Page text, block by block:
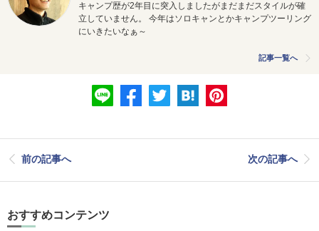
キャンプ歴が2年目に突入しましたがまだまだスタイルが確
立していません。 今年はソロキャンとかキャンプツーリング
にいきたいなぁ～
記事一覧へ
前の記事へ 次の記事へ
おすすめコンテンツ